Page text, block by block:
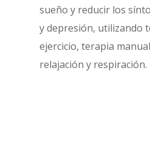
sueño y reducir los
y depresión, utilizando
ejercicio, terapia
relajación y respiración.